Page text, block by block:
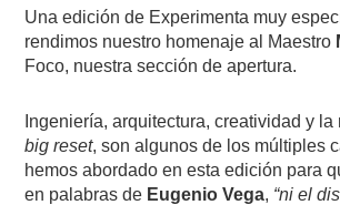
Una edición de Experimenta muy
rendimos nuestro homenaje al Maestro
Foco, nuestra sección de apertura.
Ingeniería, arquitectura, creatividad y
big reset, son algunos de los múltiples
hemos abordado en esta edición para
en palabras de Eugenio Vega, “ni el